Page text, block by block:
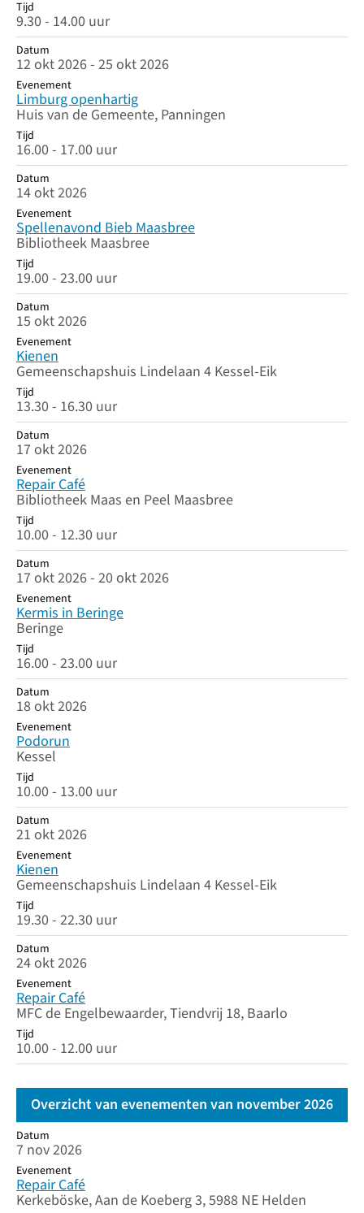
Tijd
9.30 - 14.00 uur
Datum
12 okt 2026 - 25 okt 2026
Evenement
Limburg openhartig
Huis van de Gemeente, Panningen
Tijd
16.00 - 17.00 uur
Datum
14 okt 2026
Evenement
Spellenavond Bieb Maasbree
Bibliotheek Maasbree
Tijd
19.00 - 23.00 uur
Datum
15 okt 2026
Evenement
Kienen
Gemeenschapshuis Lindelaan 4 Kessel-Eik
Tijd
13.30 - 16.30 uur
Datum
17 okt 2026
Evenement
Repair Café
Bibliotheek Maas en Peel Maasbree
Tijd
10.00 - 12.30 uur
Datum
17 okt 2026 - 20 okt 2026
Evenement
Kermis in Beringe
Beringe
Tijd
16.00 - 23.00 uur
Datum
18 okt 2026
Evenement
Podorun
Kessel
Tijd
10.00 - 13.00 uur
Datum
21 okt 2026
Evenement
Kienen
Gemeenschapshuis Lindelaan 4 Kessel-Eik
Tijd
19.30 - 22.30 uur
Datum
24 okt 2026
Evenement
Repair Café
MFC de Engelbewaarder, Tiendvrij 18, Baarlo
Tijd
10.00 - 12.00 uur
Overzicht van evenementen van november 2026
Datum
Datum
7 nov 2026
Evenement
Repair Café
Kerkeböske, Aan de Koeberg 3, 5988 NE Helden